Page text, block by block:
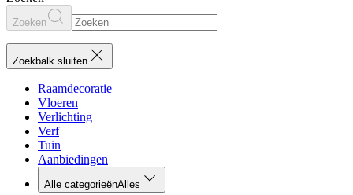
Zoeken
Zoekbalk sluiten
Raamdecoratie
Vloeren
Verlichting
Verf
Tuin
Aanbiedingen
Alle categorieënAlles